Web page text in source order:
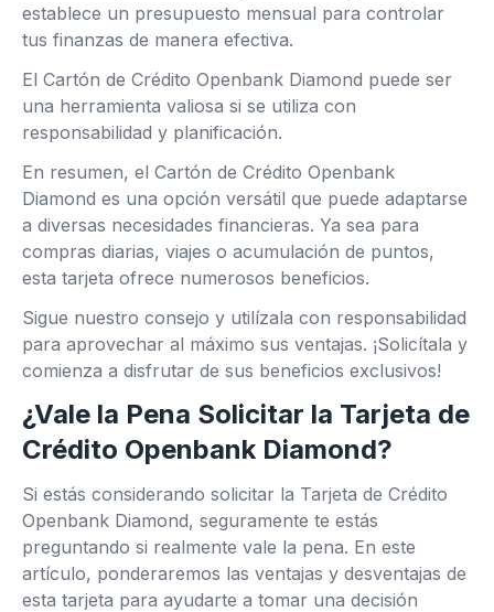
establece un presupuesto mensual para controlar
tus finanzas de manera efectiva.
El Cartón de Crédito Openbank Diamond puede ser
una herramienta valiosa si se utiliza con
responsabilidad y planificación.
En resumen, el Cartón de Crédito Openbank
Diamond es una opción versátil que puede adaptarse
a diversas necesidades financieras. Ya sea para
compras diarias, viajes o acumulación de puntos,
esta tarjeta ofrece numerosos beneficios.
Sigue nuestro consejo y utilízala con responsabilidad
para aprovechar al máximo sus ventajas. ¡Solicítala y
comienza a disfrutar de sus beneficios exclusivos!
¿Vale la Pena Solicitar la Tarjeta de
Crédito Openbank Diamond?
Si estás considerando solicitar la Tarjeta de Crédito
Openbank Diamond, seguramente te estás
preguntando si realmente vale la pena. En este
artículo, ponderaremos las ventajas y desventajas de
esta tarjeta para ayudarte a tomar una decisión